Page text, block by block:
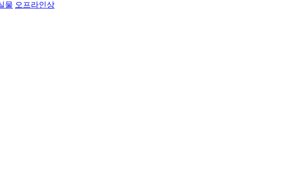
물 오프라인상